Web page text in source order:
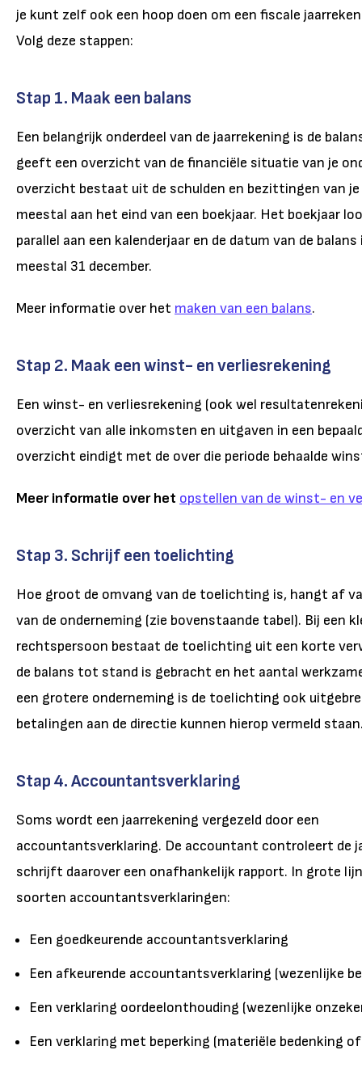
je kunt zelf ook een hoop doen om een fiscale
Volg deze stappen:
Stap 1. Maak een balans
Een belangrijk onderdeel van de jaarrekening is de
geeft een overzicht van de financiële situatie van je
overzicht bestaat uit de schulden en bezittingen van
meestal aan het eind van een boekjaar. Het boekjaar
parallel aan een kalenderjaar en de datum van de
meestal 31 december.
Meer informatie over het maken van een balans.
Stap 2. Maak een winst- en verliesrekening
Een winst- en verliesrekening (ook wel
overzicht van alle inkomsten en uitgaven in een
overzicht eindigt met de over die periode behaalde
Meer informatie over het opstellen van de winst- en
Stap 3. Schrijf een toelichting
Hoe groot de omvang van de toelichting is, hangt af
van de onderneming (zie bovenstaande tabel). Bij een
rechtspersoon bestaat de toelichting uit een korte
de balans tot stand is gebracht en het aantal
een grotere onderneming is de toelichting ook
betalingen aan de directie kunnen hierop vermeld
Stap 4. Accountantsverklaring
Soms wordt een jaarrekening vergezeld door een
accountantsverklaring. De accountant controleert de
schrijft daarover een onafhankelijk rapport. In grote
soorten accountantsverklaringen:
Een goedkeurende accountantsverklaring
Een afkeurende accountantsverklaring (wezenlijke
Een verklaring oordeelonthouding (wezenlijke
Een verklaring met beperking (materiële bedenking